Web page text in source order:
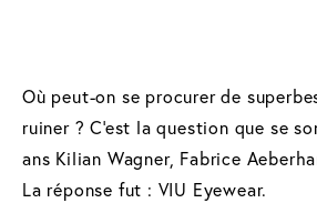
Où peut-on se procurer de
ruiner ? C'est la question que se
ans Kilian Wagner, Fabrice
La réponse fut : VIU Eyewear.